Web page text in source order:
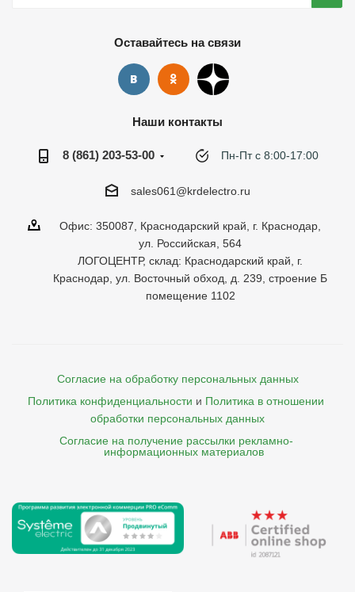
Оставайтесь на связи
Наши контакты
8 (861) 203-53-00 Пн-Пт с 8:00-17:00
sales061@krdelectro.ru
Офис: 350087, Краснодарский край, г. Краснодар,
ул. Российская, 564
ЛОГОЦЕНТР, склад: Краснодарский край, г.
Краснодар, ул. Восточный обход, д. 239, строение Б
помещение 1102
Согласие на обработку персональных данных
Политика конфиденциальности и Политика в отношении
обработки персональных данных
Согласие на получение рассылки рекламно-
    информационных материалов